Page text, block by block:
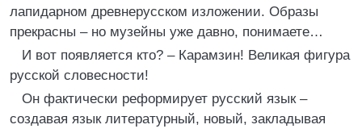
лапидарном древнерусском изложении. Образы
прекрасны – но музейны уже давно, понимаете…
И вот появляется кто? – Карамзин! Великая фигура
русской словесности!
Он фактически реформирует русский язык –
создавая язык литературный, новый, закладывая